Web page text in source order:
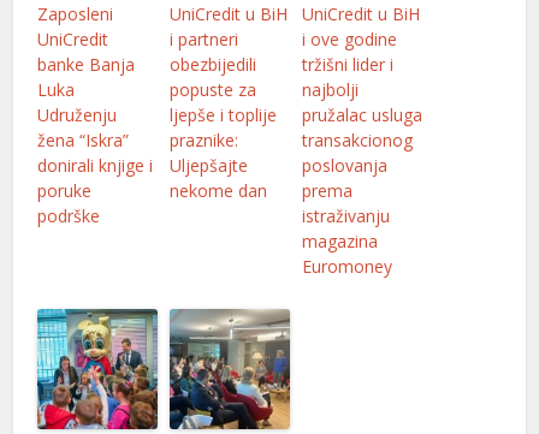
Zaposleni
UniCredit
banke Banja
Luka
Udruženju
žena “Iskra”
donirali knjige i
poruke
podrške
UniCredit u BiH
i partneri
obezbijedili
popuste za
ljepše i toplije
praznike:
Uljepšajte
nekome dan
UniCredit u BiH
i ove godine
tržišni lider i
najbolji
pružalac usluga
transakcionog
poslovanja
prema
istraživanju
magazina
Euromoney